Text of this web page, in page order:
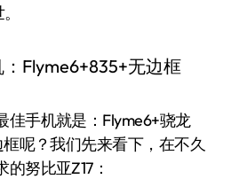
佳手机就是：Flyme6+骁龙
呢？我们先来看下，在不久
努比亚Z17：